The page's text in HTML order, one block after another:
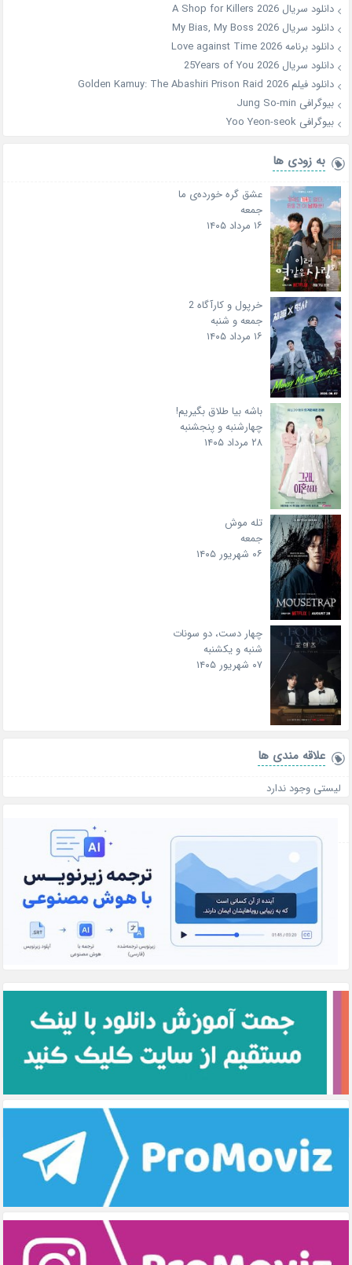
دانلود سریال A Shop for Killers 2026
دانلود سریال My Bias, My Boss 2026
دانلود برنامه Love against Time 2026
دانلود سریال 25Years of You 2026
دانلود فیلم Golden Kamuy: The Abashiri Prison Raid 2026
بیوگرافی Jung So-min
بیوگرافی Yoo Yeon-seok
به زودی ها
عشق گره خورده‌ی ما
جمعه
۱۶ مرداد ۱۴۰۵
خرپول و کارآگاه 2
جمعه و شنبه
۱۶ مرداد ۱۴۰۵
باشه بیا طلاق بگیریم!
چهارشنبه و پنجشنبه
۲۸ مرداد ۱۴۰۵
تله موش
جمعه
۰۶ شهریور ۱۴۰۵
چهار دست، دو سونات
شنبه و یکشنبه
۰۷ شهریور ۱۴۰۵
علاقه‌ مندی ها
لیستی وجود ندارد